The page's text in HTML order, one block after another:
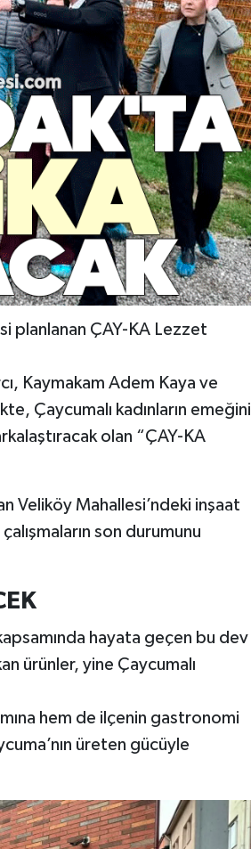
planlanan ÇAY-KA Lezzet
Kaymakam Adem Kaya ve
Çaycumalı kadınların emeğini
olan “ÇAY-KA
Veliköy Mahallesi’ndeki inşaat
son durumunu
hayata geçen bu dev
ürünler, yine Çaycumalı
hem de ilçenin gastronomi
üreten gücüyle